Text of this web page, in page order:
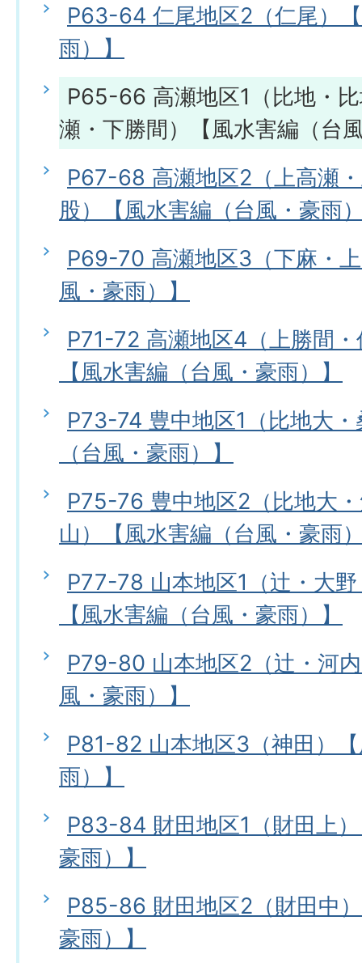
P63-64 仁尾地区2（仁尾）
雨）】
P65-66 高瀬地区1（比地・
瀬・下勝間）【風水害編（台
P67-68 高瀬地区2（上高瀬
股）【風水害編（台風・豪雨
P69-70 高瀬地区3（下麻・
風・豪雨）】
P71-72 高瀬地区4（上勝間
【風水害編（台風・豪雨）】
P73-74 豊中地区1（比地大
（台風・豪雨）】
P75-76 豊中地区2（比地大
山）【風水害編（台風・豪雨
P77-78 山本地区1（辻・大
【風水害編（台風・豪雨）】
P79-80 山本地区2（辻・河
風・豪雨）】
P81-82 山本地区3（神田）
雨）】
P83-84 財田地区1（財田上
豪雨）】
P85-86 財田地区2（財田中
豪雨）】